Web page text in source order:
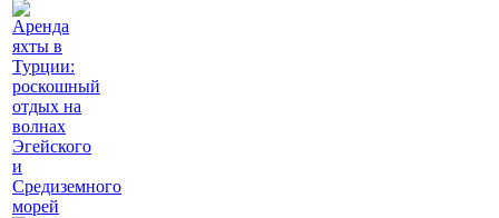
Аренда
яхты в
Турции:
роскошный
отдых на
волнах
Эгейского
и
Средиземного
морей